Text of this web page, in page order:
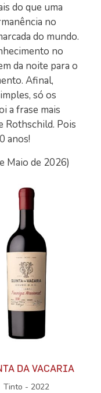
do que uma
no
do mundo.
no
da noite para o
Afinal,
só os
a frase mais
Rothschild. Pois
anos!
Maio de 2026)
DA VACARIA
Tinto - 2022